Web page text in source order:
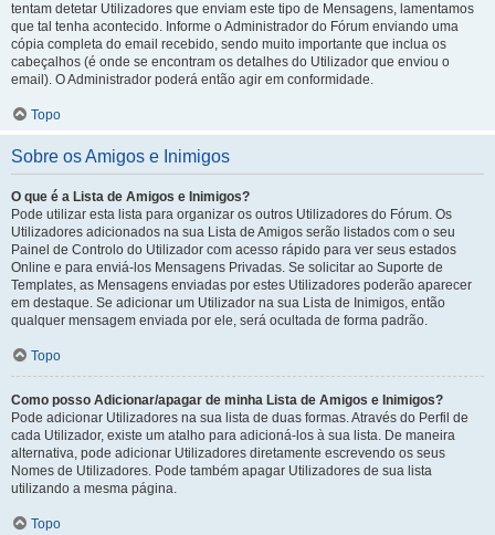
tentam detetar Utilizadores que enviam este tipo de Mensagens, lamentamos
que tal tenha acontecido. Informe o Administrador do Fórum enviando uma
cópia completa do email recebido, sendo muito importante que inclua os
cabeçalhos (é onde se encontram os detalhes do Utilizador que enviou o
email). O Administrador poderá então agir em conformidade.
Topo
Sobre os Amigos e Inimigos
O que é a Lista de Amigos e Inimigos?
Pode utilizar esta lista para organizar os outros Utilizadores do Fórum. Os
Utilizadores adicionados na sua Lista de Amigos serão listados com o seu
Painel de Controlo do Utilizador com acesso rápido para ver seus estados
Online e para enviá-los Mensagens Privadas. Se solicitar ao Suporte de
Templates, as Mensagens enviadas por estes Utilizadores poderão aparecer
em destaque. Se adicionar um Utilizador na sua Lista de Inimigos, então
qualquer mensagem enviada por ele, será ocultada de forma padrão.
Topo
Como posso Adicionar/apagar de minha Lista de Amigos e Inimigos?
Pode adicionar Utilizadores na sua lista de duas formas. Através do Perfil de
cada Utilizador, existe um atalho para adicioná-los à sua lista. De maneira
alternativa, pode adicionar Utilizadores diretamente escrevendo os seus
Nomes de Utilizadores. Pode também apagar Utilizadores de sua lista
utilizando a mesma página.
Topo